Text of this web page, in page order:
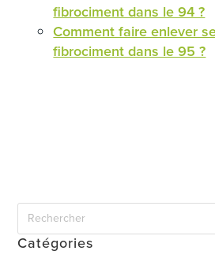
fibrociment dans le 94 ?
Comment faire enlever
fibrociment dans le 95 ?
Catégories